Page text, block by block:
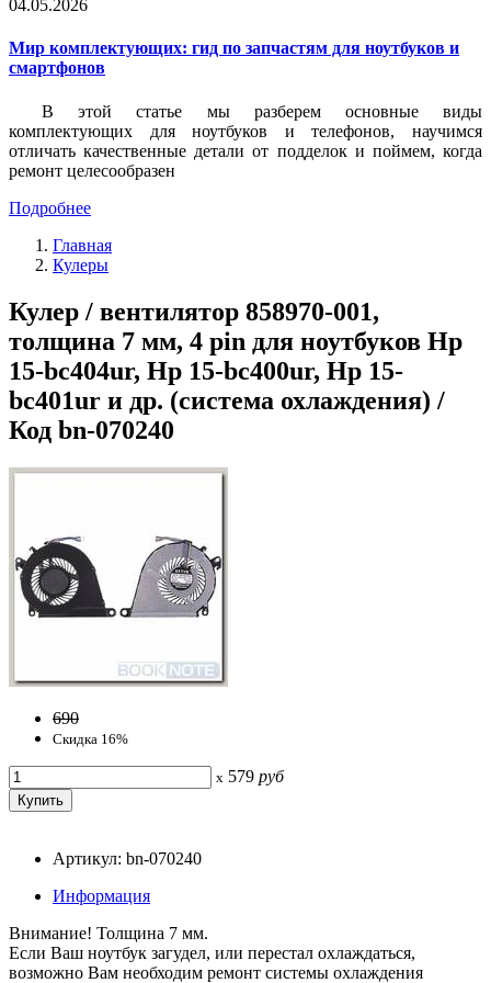
04.05.2026
Мир комплектующих: гид по запчастям для ноутбуков и
смартфонов
В этой статье мы разберем основные виды
комплектующих для ноутбуков и телефонов, научимся
отличать качественные детали от подделок и поймем, когда
ремонт целесообразен
Подробнее
Главная
Кулеры
Кулер / вентилятор 858970-001,
толщина 7 мм, 4 pin для ноутбуков Hp
15-bc404ur, Hp 15-bc400ur, Hp 15-
bc401ur и др. (система охлаждения) /
Код bn-070240
690
Скидка 16%
x 579 руб
Артикул: bn-070240
Информация
Внимание! Толщина 7 мм.
Если Ваш ноутбук загудел, или перестал охлаждаться,
возможно Вам необходим ремонт системы охлаждения